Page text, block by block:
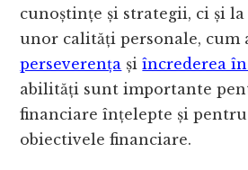
cunoștințe și strategii, ci și
unor calități personale, cum
perseverența șiîncrederea
abilități sunt importante
financiare înțelepte și
obiectivele financiare.